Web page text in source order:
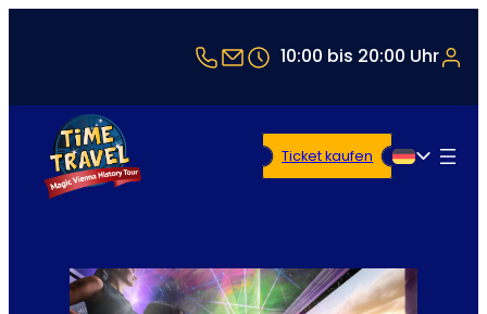
+43 1 5321514
office@timetravel-
10:00 bis 20:00 Uhr
Deutsch
Ticket kaufen